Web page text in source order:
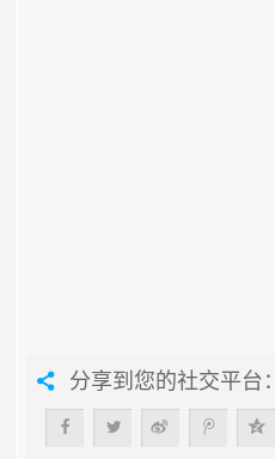
分享到您的社交平台：